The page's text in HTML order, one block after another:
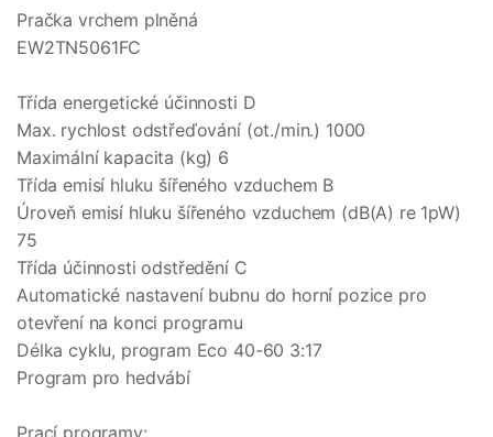
Pračka vrchem plněná
EW2TN5061FC
Třída energetické účinnosti D
Max. rychlost odstřeďování (ot./min.) 1000
Maximální kapacita (kg) 6
Třída emisí hluku šířeného vzduchem B
Úroveň emisí hluku šířeného vzduchem (dB(A) re 1pW)
75
Třída účinnosti odstředění C
Automatické nastavení bubnu do horní pozice pro
otevření na konci programu
Délka cyklu, program Eco 40-60 3:17
Program pro hedvábí